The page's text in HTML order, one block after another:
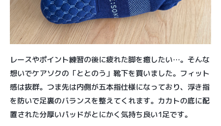
レースやポイント練習の後に疲れた脚を癒したい…。そんな
想いでケアソクの「ととのう」靴下を買いました。フィット
感は抜群。つま先は内側が五本指仕様になっており、浮き指
を防いで足裏のバランスを整えてくれます。カカトの底に配
置された分厚いパッドがとにかく気持ち良い1足です。